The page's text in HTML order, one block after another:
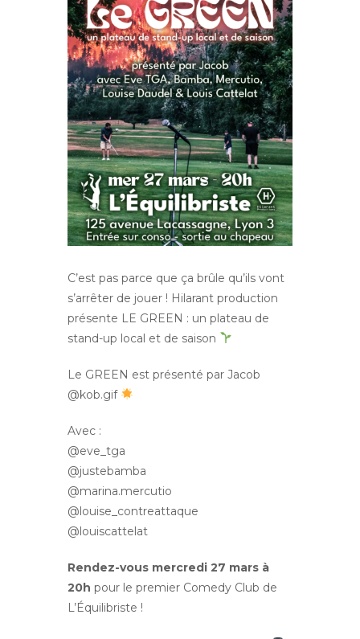
C’est pas parce que ça brûle qu’ils vont
s’arrêter de jouer ! Hilarant production
présente LE GREEN : un plateau de
stand-up local et de saison
Le GREEN est présenté par Jacob
@kob.gif
Avec :
@eve_tga
@justebamba
@marina.mercutio
@louise_contreattaque
@louiscattelat
Rendez-vous mercredi 27 mars à
20h pour le premier Comedy Club de
L’Équilibriste !